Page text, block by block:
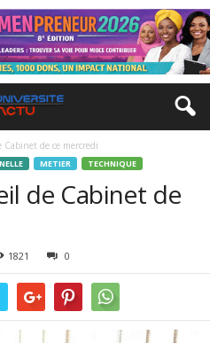
Cabinet de ce mercredi
METIER TECHNIQUE
de Cabinet de
1821 0